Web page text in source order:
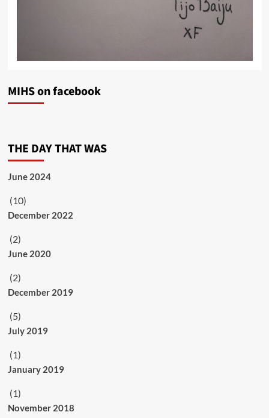
MIHS on facebook
THE DAY THAT WAS
June 2024
(10)
December 2022
(2)
June 2020
(2)
December 2019
(5)
July 2019
(1)
January 2019
(1)
November 2018